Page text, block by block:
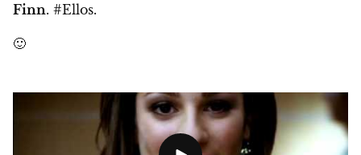
Finn. #Ellos.
🙂